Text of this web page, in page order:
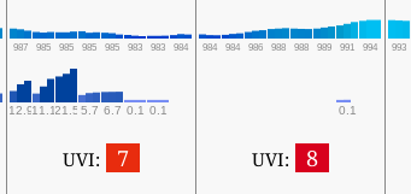
987 985 985 985 985 983 983 984 984 984 986 988 988 989 991 994 993
12.911.121.5 5.7 6.7 0.1 0.1 0.1
UVI: 7 UVI: 8